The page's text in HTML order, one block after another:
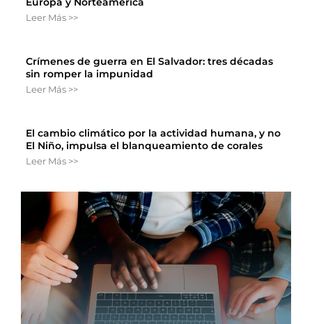
Leer Más >>
Crímenes de guerra en El Salvador: tres décadas
sin romper la impunidad
Leer Más >>
El cambio climático por la actividad humana, y no
El Niño, impulsa el blanqueamiento de corales
Leer Más >>